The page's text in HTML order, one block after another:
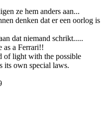
ze hem anders aan...
denken dat er een oorlog is
dat niemand schrikt.....
as a Ferrari!!
of light with the possible
its own special laws.